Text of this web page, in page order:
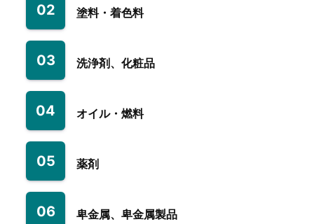
02 塗料・着色料
03 洗浄剤、化粧品
04 オイル・燃料
05 薬剤
06 卑金属、卑金属製品